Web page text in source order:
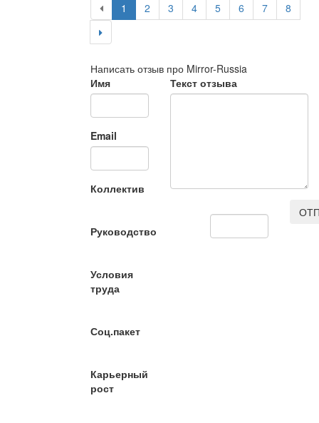
1 2 3 4 5 6 7 8
Написать отзыв про Mirror-Russia
Имя
Email
Коллектив
Руководство
Условия
труда
Соц.пакет
Карьерный
рост
Текст отзыва